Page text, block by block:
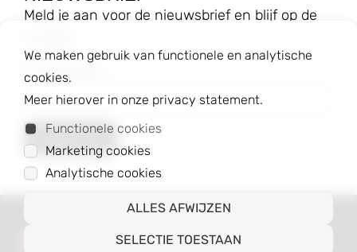
Meld je aan voor de nieuwsbrief en blijf op de
E-mailadres
We maken gebruik van functionele en analytische
cookies.
Meer hierover in onze privacy statement.
Functionele cookies
Marketing cookies
Analytische cookies
ALLES AFWIJZEN
SELECTIE TOESTAAN